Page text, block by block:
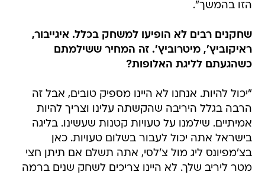
הזו בהמשך".
שחקנים רבים לא הופיעו למשחק בכלל. איגייבור,
ראיקוביץ', מיטרוביץ'. זה המחיר ששילמתם
כשהגעתם לליגת האלופות?
"יכול להיות. אנחנו לא היינו מספיק טובים, אבל זה
הרבה בגלל היריבה שהקשתה עלינו וצריך להיות
אמיתיים. שילמנו על טעויות קטנות שעשינו. בליגה
בישראל אתה יכול לעבור בשלום טעויות. כאן
בצ'מפיונס ליג מול צ'לסי, אתה תשלם אם תיתן חצי
מטר ליריב שלך. לא היינו צריכים לשחק שנים ברמה